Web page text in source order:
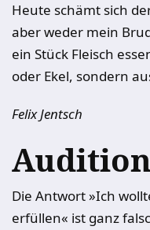
Heute schämt sich
aber weder mein
ein Stück Fleisch
oder Ekel, sondern
Felix Jentsch
Audition
Die Antwort »Ich
erfüllen« ist ganz